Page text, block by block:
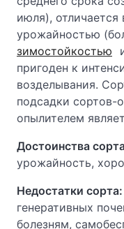
июля),
урожайностью
зимостойкостью
пригоден к
возделывания.
подсадки сортов-
опылителем
Достоинства
урожайность,
Недостатки сорта:
генеративных
болезням,